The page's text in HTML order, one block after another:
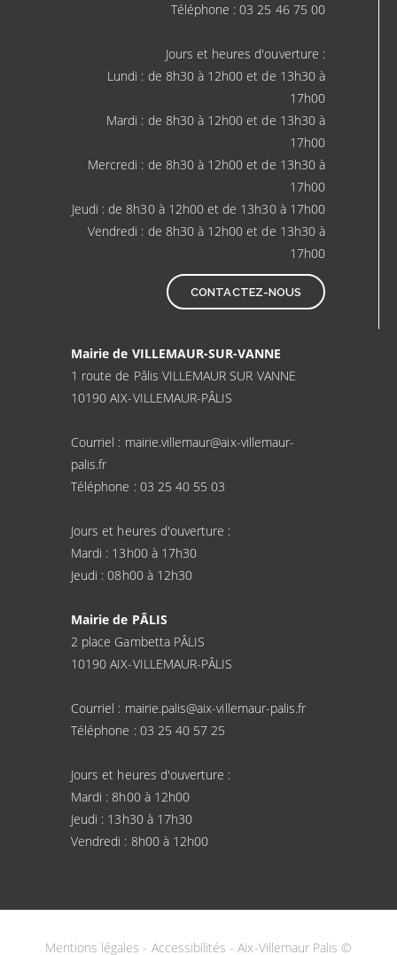
Téléphone : 03 25 46 75 00
Jours et heures d'ouverture :
Lundi : de 8h30 à 12h00 et de 13h30 à
17h00
Mardi : de 8h30 à 12h00 et de 13h30 à
17h00
Mercredi : de 8h30 à 12h00 et de 13h30 à
17h00
Jeudi : de 8h30 à 12h00 et de 13h30 à 17h00
Vendredi : de 8h30 à 12h00 et de 13h30 à
17h00
CONTACTEZ-NOUS
Mairie de VILLEMAUR-SUR-VANNE
1 route de Pâlis VILLEMAUR SUR VANNE
10190 AIX-VILLEMAUR-PÂLIS
Courriel : mairie.villemaur@aix-villemaur-
palis.fr
Téléphone : 03 25 40 55 03
Jours et heures d'ouverture :
Mardi : 13h00 à 17h30
Jeudi : 08h00 à 12h30
Mairie de PÂLIS
2 place Gambetta PÂLIS
10190 AIX-VILLEMAUR-PÂLIS
Courriel : mairie.palis@aix-villemaur-palis.fr
Téléphone : 03 25 40 57 25
Jours et heures d'ouverture :
Mardi : 8h00 à 12h00
Jeudi : 13h30 à 17h30
Vendredi : 8h00 à 12h00
Mentions légales - Accessibilités - Aix-Villemaur Palis ©